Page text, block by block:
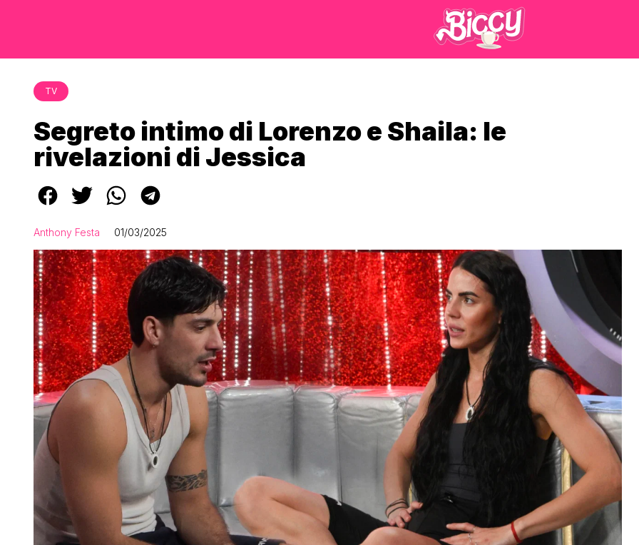
TV
Segreto intimo di Lorenzo e Shaila: le
rivelazioni di Jessica
Anthony Festa 01/03/2025